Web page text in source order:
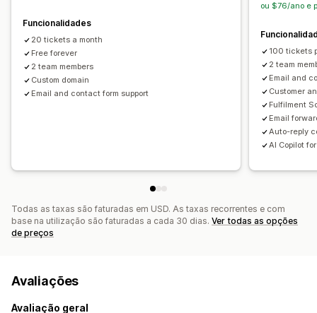
Etiquetagem
Funcionalidades
20 tickets a month
Free forever
2 team members
Custom domain
Email and contact form support
ou $76/ano e
100 tickets
2 team
Email and
Customer
Fulfilment
Email
Auto-reply
AI Copilot
Todas as taxas são faturadas em USD. As taxas recorrentes e com
base na utilização são faturadas a cada 30 dias. Ver todas as opções
de preços
Avaliações
Avaliação geral